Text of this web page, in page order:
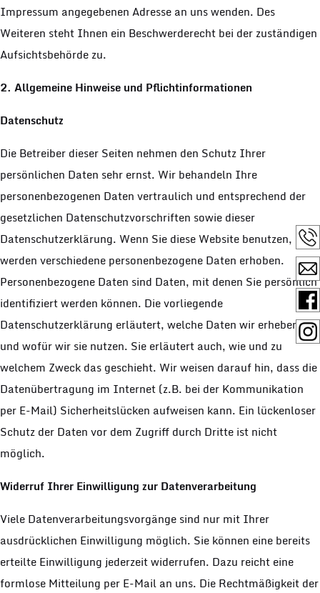
Impressum angegebenen Adresse an uns wenden. Des
Weiteren steht Ihnen ein Beschwerderecht bei der zuständigen
Aufsichtsbehörde zu.
2. Allgemeine Hinweise und Pflichtinformationen
Datenschutz
Die Betreiber dieser Seiten nehmen den Schutz Ihrer
persönlichen Daten sehr ernst. Wir behandeln Ihre
personenbezogenen Daten vertraulich und entsprechend der
gesetzlichen Datenschutzvorschriften sowie dieser
Datenschutzerklärung. Wenn Sie diese Website benutzen,
werden verschiedene personenbezogene Daten erhoben.
Personenbezogene Daten sind Daten, mit denen Sie persönlich
identifiziert werden können. Die vorliegende
Datenschutzerklärung erläutert, welche Daten wir erheben
und wofür wir sie nutzen. Sie erläutert auch, wie und zu
welchem Zweck das geschieht. Wir weisen darauf hin, dass die
Datenübertragung im Internet (z.B. bei der Kommunikation
per E-Mail) Sicherheitslücken aufweisen kann. Ein lückenloser
Schutz der Daten vor dem Zugriff durch Dritte ist nicht
möglich.
Widerruf Ihrer Einwilligung zur Datenverarbeitung
Viele Datenverarbeitungsvorgänge sind nur mit Ihrer
ausdrücklichen Einwilligung möglich. Sie können eine bereits
erteilte Einwilligung jederzeit widerrufen. Dazu reicht eine
formlose Mitteilung per E-Mail an uns. Die Rechtmäßigkeit der